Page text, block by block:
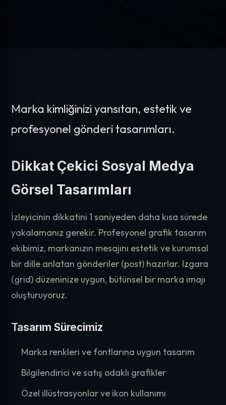
Marka kimliğinizi yansıtan, estetik ve
profesyonel gönderi tasarımları.
Dikkat Çekici Sosyal Medya
Görsel Tasarımları
İzleyicinin dikkatini 1 saniyeden daha kısa sürede
yakalamanız gerekir. Profesyonel grafik tasarım
ekibimiz, markanızın mesajını estetik ve kurumsal
bir dille anlatan gönderiler (post) hazırlar. Izgara
(grid) düzeninize uygun, bütünsel bir marka imajı
oluşturuyoruz.
Tasarım Sürecimiz
Marka renkleri ve fontlarına uygun tasarım
Bilgilendirici ve satış odaklı grafikler
Özel illüstrasyonlar ve ikon kullanımı